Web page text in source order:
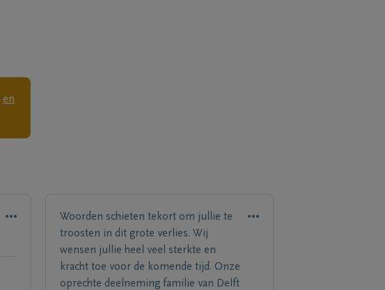
en
Woorden schieten tekort om jullie te
troosten in dit grote verlies. Wij
wensen jullie heel veel sterkte en
kracht toe voor de komende tijd. Onze
oprechte deelneming familie van Delft